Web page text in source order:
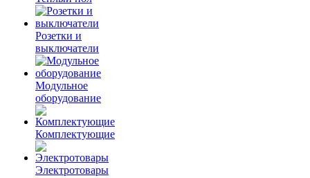
Розетки и
выключатели
Модульное
оборудование
Комплектующие
Электротовары